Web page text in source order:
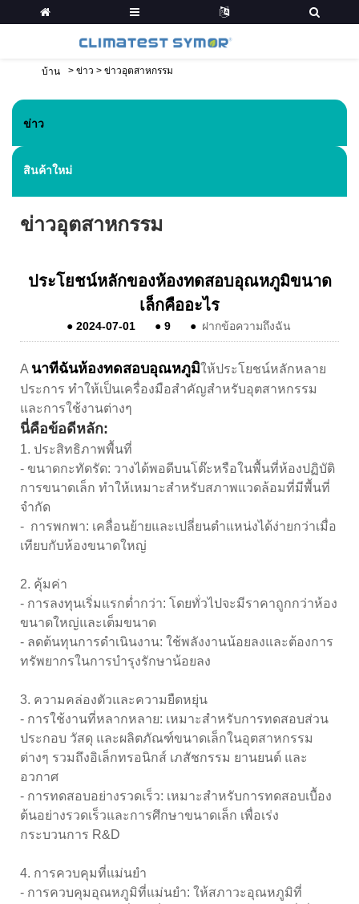
บ้าน > ข่าว > ข่าวอุตสาหกรรม
ข่าว
สินค้าใหม่
ข่าวอุตสาหกรรม
ประโยชน์หลักของห้องทดสอบอุณหภูมิขนาด
เล็กคืออะไร
● 2024-07-01 ● 9 ● ฝากข้อความถึงฉัน
A นาทีฉันห้องทดสอบอุณหภูมิให้ประโยชน์หลักหลาย
ประการ ทำให้เป็นเครื่องมือสำคัญสำหรับอุตสาหกรรม
และการใช้งานต่างๆ
นี่คือข้อดีหลัก:
1. ประสิทธิภาพพื้นที่
- ขนาดกะทัดรัด: วางได้พอดีบนโต๊ะหรือในพื้นที่ห้องปฏิบัติ
การขนาดเล็ก ทำให้เหมาะสำหรับสภาพแวดล้อมที่มีพื้นที่
จำกัด
- การพกพา: เคลื่อนย้ายและเปลี่ยนตำแหน่งได้ง่ายกว่าเมื่อ
เทียบกับห้องขนาดใหญ่
2. คุ้มค่า
- การลงทุนเริ่มแรกต่ำกว่า: โดยทั่วไปจะมีราคาถูกกว่าห้อง
ขนาดใหญ่และเต็มขนาด
- ลดต้นทุนการดำเนินงาน: ใช้พลังงานน้อยลงและต้องการ
ทรัพยากรในการบำรุงรักษาน้อยลง
3. ความคล่องตัวและความยืดหยุ่น
- การใช้งานที่หลากหลาย: เหมาะสำหรับการทดสอบส่วน
ประกอบ วัสดุ และผลิตภัณฑ์ขนาดเล็กในอุตสาหกรรม
ต่างๆ รวมถึงอิเล็กทรอนิกส์ เภสัชกรรม ยานยนต์ และ
อวกาศ
- การทดสอบอย่างรวดเร็ว: เหมาะสำหรับการทดสอบเบื้อง
ต้นอย่างรวดเร็วและการศึกษาขนาดเล็ก เพื่อเร่ง
กระบวนการ R&D
4. การควบคุมที่แม่นยำ
- การควบคุมอุณหภูมิที่แม่นยำ: ให้สภาวะอุณหภูมิที่